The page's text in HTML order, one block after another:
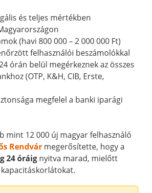
és teljes mértékben
(havi 800 000 – 2 000 000 Ft)
felhasználói beszámolókkal
órán belül megérkeznek az összes
(OTP, K&H, CIB, Erste,
megfelel a banki iparági
mint 12 000 új magyar felhasználó
Rendvár megerősítette, hogy a
24 óráig nyitva marad, mielőtt